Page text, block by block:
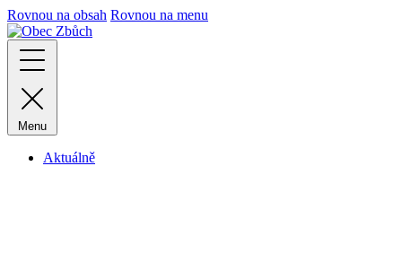
Rovnou na obsah Rovnou na menu
Menu
Aktuálně